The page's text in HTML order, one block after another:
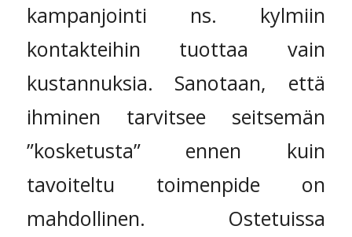
kampanjointi ns. kylmiin
kontakteihin tuottaa vain
kustannuksia. Sanotaan, että
ihminen tarvitsee seitsemän
”kosketusta” ennen kuin
tavoiteltu toimenpide on
mahdollinen. Ostetuissa